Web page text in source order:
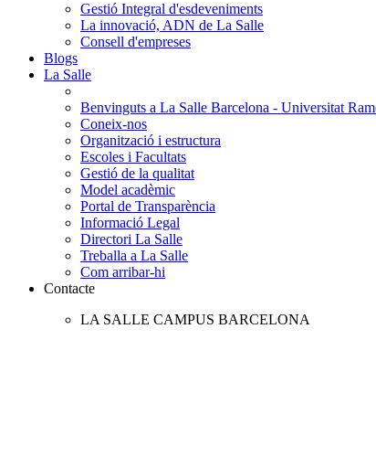
Gestió Integral d'esdeveniments
La innovació, ADN de La Salle
Consell d'empreses
Blogs
La Salle
Benvinguts a La Salle Barcelona - Universitat
Coneix-nos
Organització i estructura
Escoles i Facultats
Gestió de la qualitat
Model acadèmic
Portal de Transparència
Informació Legal
Directori La Salle
Treballa a La Salle
Com arribar-hi
Contacte
LA SALLE CAMPUS BARCELONA